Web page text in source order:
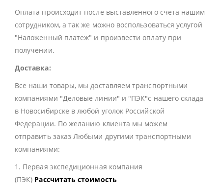
Оплата происходит после выставленного счета нашим
сотрудником, а так же можно воспользоваться услугой
"Наложенный платеж" и произвести оплату при
получении.
Доставка:
Все наши товары, мы доставляем транспортными
компаниями "Деловые линии" и "ПЭК"с нашего склада
в Новосибирске в любой уголок Российской
Федерации. По желанию клиента мы можем
отправить заказ Любыми другими транспортными
компаниями:
1. Первая экспедиционная компания
(ПЭК) Рассчитать стоимость